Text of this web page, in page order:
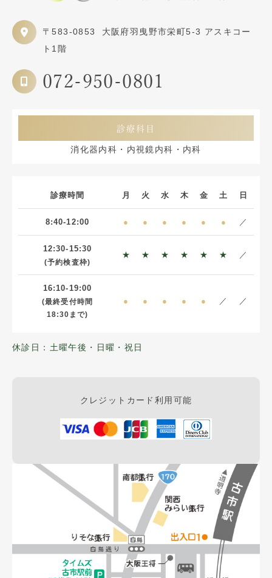
〒583-0853
大阪府羽曳野市栄町5-3 アスキコー
ト1階
072-950-0801
診療科目
消化器内科・内視鏡内科・内科
診療時間 月 火 水 木 金 土 日
8:40-12:00 ● ● ● ● ● ● ／
12:30-15:30
(予約検査枠)
★ ★ ★ ★ ★ ★ ／
16:10-19:00
(最終受付時間
18:30まで)
● ● ● ● ● ／ ／
休診日：土曜午後・日曜・祝日
クレジットカード利用可能